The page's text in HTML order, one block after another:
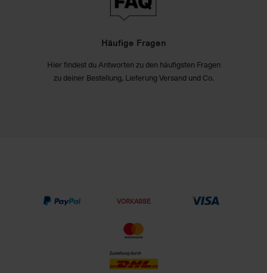
Häufige Fragen
Hier findest du Antworten zu den häufigsten Fragen
zu deiner Bestellung, Lieferung Versand und Co.
VORKASSE